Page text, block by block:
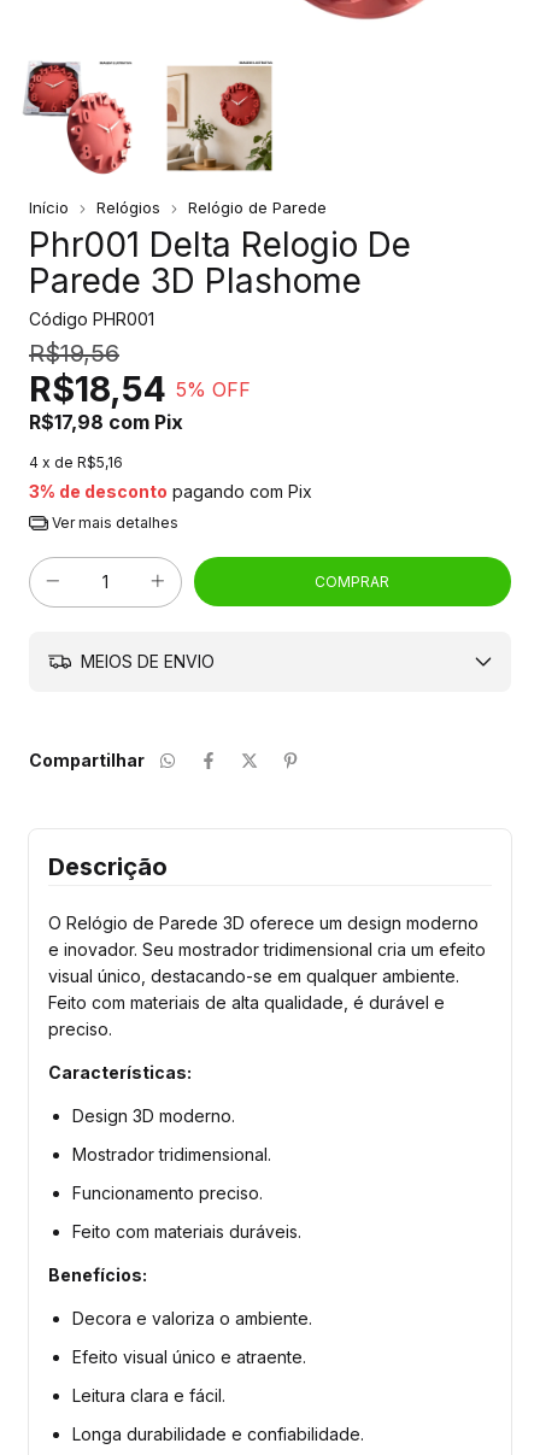
Início Relógios Relógio de Parede
Phr001 Delta Relogio De
Parede 3D Plashome
Código PHR001
R$19,56
R$18,54 5% OFF
R$17,98 com Pix
4 x de R$5,16
3% de desconto pagando com Pix
Ver mais detalhes
MEIOS DE ENVIO
Compartilhar
Descrição
O Relógio de Parede 3D oferece um design moderno
e inovador. Seu mostrador tridimensional cria um efeito
visual único, destacando-se em qualquer ambiente.
Feito com materiais de alta qualidade, é durável e
preciso.
Características:
Design 3D moderno.
Mostrador tridimensional.
Funcionamento preciso.
Feito com materiais duráveis.
Benefícios:
Decora e valoriza o ambiente.
Efeito visual único e atraente.
Leitura clara e fácil.
Longa durabilidade e confiabilidade.